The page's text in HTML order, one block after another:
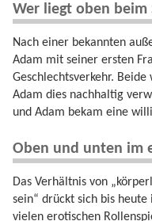
Wer liegt oben beim
Nach einer bekannten
Adam mit seiner ersten
Geschlechtsverkehr.
Adam dies nachhaltig
und Adam bekam eine
Oben und unten im
Das Verhältnis von
sein“ drückt sich bis
vielen erotischen